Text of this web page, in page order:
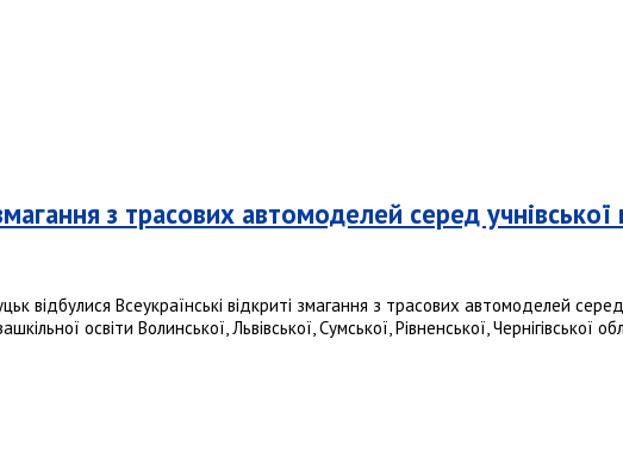
змагання з трасових автомоделей серед
відбулися Всеукраїнські відкриті змагання з трасових автомоделей
освіти Волинської, Львівської, Сумської, Рівненської,